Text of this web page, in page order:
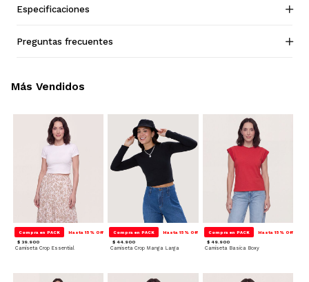
Especificaciones
Preguntas frecuentes
Compra en PACK Hasta 15% Off
$ 39.900
Camiseta Crop Essential
Compra en PACK Hasta 15% Off
$ 44.900
Camiseta Crop Manga Larga
Compra en PACK Hasta 15% Off
$ 49.900
Camiseta Basica Boxy
Más Vendidos